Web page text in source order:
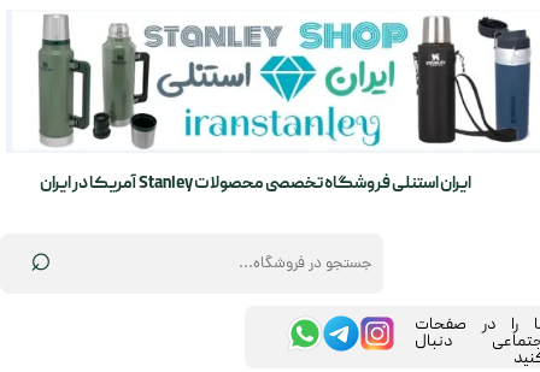
⌕
ایران استنلی فروشگاه تخصصی محصولات Stanley آمریکا در ایران
حساب کاربری من
تغییر گذر واژه
را در صفحات
دنبال